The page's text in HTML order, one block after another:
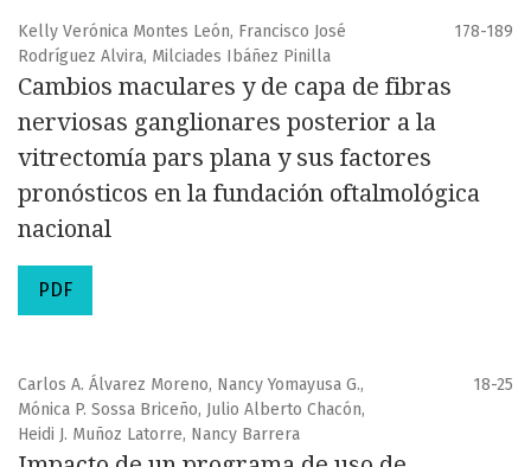
Kelly Verónica Montes León, Francisco José
Rodríguez Alvira, Milciades Ibáñez Pinilla
178-189
Cambios maculares y de capa de fibras
nerviosas ganglionares posterior a la
vitrectomía pars plana y sus factores
pronósticos en la fundación oftalmológica
nacional
PDF
Carlos A. Álvarez Moreno, Nancy Yomayusa G.,
Mónica P. Sossa Briceño, Julio Alberto Chacón,
Heidi J. Muñoz Latorre, Nancy Barrera
18-25